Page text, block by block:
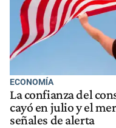
ECONOMÍA
La confianza del
cayó en julio y el
señales de alerta